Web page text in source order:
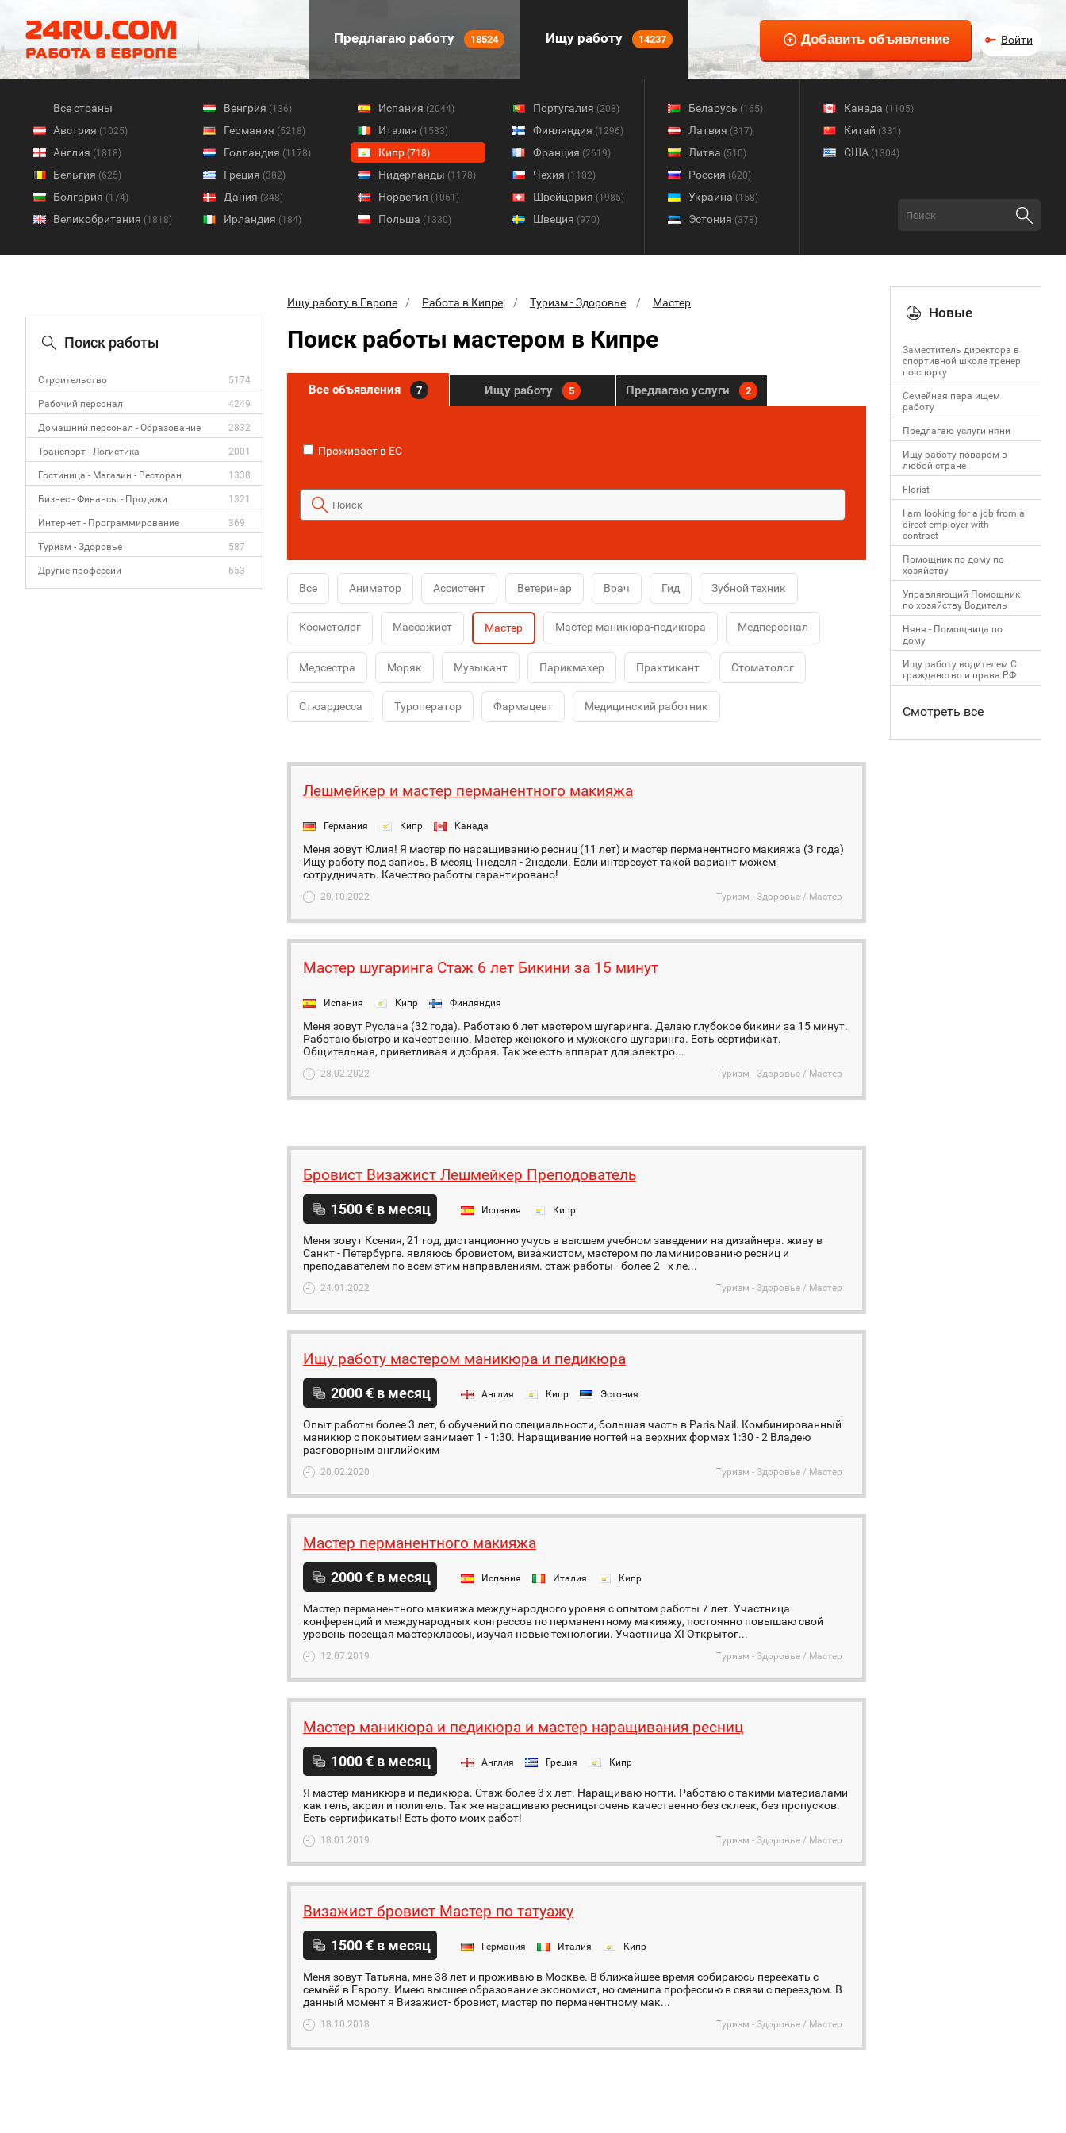
Предлагаю работу 18524 Ищу работу 14237 Войти
Все страны
Австрия (1025)
Англия (1818)
Бельгия (625)
Болгария (174)
Великобритания (1818)
Венгрия (136)
Германия (5218)
Голландия (1178)
Греция (382)
Дания (348)
Ирландия (184)
Испания (2044)
Италия (1583)
Кипр (718)
Нидерланды (1178)
Норвегия (1061)
Польша (1330)
Португалия (208)
Финляндия (1296)
Франция (2619)
Чехия (1182)
Швейцария (1985)
Швеция (970)
Беларусь (165)
Латвия (317)
Литва (510)
Россия (620)
Украина (158)
Эстония (378)
Канада (1105)
Китай (331)
США (1304)
Поиск работы
Строительство 5174
Рабочий персонал 4249
Домашний персонал - Образование 2832
Транспорт - Логистика 2001
Гостиница - Магазин - Ресторан 1338
Бизнес - Финансы - Продажи 1321
Интернет - Программирование 369
Туризм - Здоровье 587
Другие профессии 653
Ищу работу в Европе Работа в Кипре Туризм - Здоровье Мастер
Поиск работы мастером в Кипре
Все объявления 7 Ищу работу 5 Предлагаю услуги 2
Проживает в ЕС
Все Аниматор Ассистент Ветеринар Врач Гид Зубной техник
Косметолог Массажист Мастер Мастер маникюра-педикюра Медперсонал
Медсестра Моряк Музыкант Парикмахер Практикант Стоматолог
Стюардесса Туроператор Фармацевт Медицинский работник
Лешмейкер и мастер перманентного макияжа
Германия Кипр Канада
Меня зовут Юлия! Я мастер по наращиванию ресниц (11 лет) и мастер перманентного макияжа (3 года)
Ищу работу под запись. В месяц 1неделя - 2недели. Если интересует такой вариант можем
сотрудничать. Качество работы гарантировано!
20.10.2022 Туризм - Здоровье / Мастер
Мастер шугаринга Стаж 6 лет Бикини за 15 минут
Испания Кипр Финляндия
Меня зовут Руслана (32 года). Работаю 6 лет мастером шугаринга. Делаю глубокое бикини за 15 минут.
Работаю быстро и качественно. Мастер женского и мужского шугаринга. Есть сертификат.
Общительная, приветливая и добрая. Так же есть аппарат для электро...
28.02.2022 Туризм - Здоровье / Мастер
Бровист Визажист Лешмейкер Преподователь
1500 € в месяц Испания Кипр
Меня зовут Ксения, 21 год, дистанционно учусь в высшем учебном заведении на дизайнера. живу в
Санкт - Петербурге. являюсь бровистом, визажистом, мастером по ламинированию ресниц и
преподавателем по всем этим направлениям. стаж работы - более 2 - х ле...
24.01.2022 Туризм - Здоровье / Мастер
Ищу работу мастером маникюра и педикюра
2000 € в месяц Англия Кипр Эстония
Опыт работы более 3 лет, 6 обучений по специальности, большая часть в Paris Nail. Комбинированный
маникюр с покрытием занимает 1 - 1:30. Наращивание ногтей на верхних формах 1:30 - 2 Владею
разговорным английским
20.02.2020 Туризм - Здоровье / Мастер
Мастер перманентного макияжа
2000 € в месяц Испания Италия Кипр
Мастер перманентного макияжа международного уровня с опытом работы 7 лет. Участница
конференций и международных конгрессов по перманентному макияжу, постоянно повышаю свой
уровень посещая мастерклассы, изучая новые технологии. Участница XI Открытог...
12.07.2019 Туризм - Здоровье / Мастер
Мастер маникюра и педикюра и мастер наращивания ресниц
1000 € в месяц Англия Греция Кипр
Я мастер маникюра и педикюра. Стаж более 3 х лет. Наращиваю ногти. Работаю с такими материалами
как гель, акрил и полигель. Так же наращиваю ресницы очень качественно без склеек, без пропусков.
Есть сертификаты! Есть фото моих работ!
18.01.2019 Туризм - Здоровье / Мастер
Визажист бровист Мастер по татуажу
1500 € в месяц Германия Италия Кипр
Меня зовут Татьяна, мне 38 лет и проживаю в Москве. В ближайшее время собираюсь переехать с
семьёй в Европу. Имею высшее образование экономист, но сменила профессию в связи с переездом. В
данный момент я Визажист- бровист, мастер по перманентному мак...
18.10.2018 Туризм - Здоровье / Мастер
Новые
Заместитель директора в
спортивной школе тренер
по спорту
Семейная пара ищем
работу
Предлагаю услуги няни
Ищу работу поваром в
любой стране
Florist
I am looking for a job from a
direct employer with
contract
Помощник по дому по
хозяйству
Управляющий Помощник
по хозяйству Водитель
Няня - Помощница по
дому
Ищу работу водителем С
гражданство и права РФ
Смотреть все